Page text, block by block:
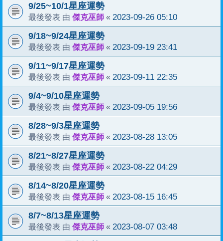
9/25~10/1星座運勢
最後發表 由 傑克巫師 « 2023-09-26 05:10
9/18~9/24星座運勢
最後發表 由 傑克巫師 « 2023-09-19 23:41
9/11~9/17星座運勢
最後發表 由 傑克巫師 « 2023-09-11 22:35
9/4~9/10星座運勢
最後發表 由 傑克巫師 « 2023-09-05 19:56
8/28~9/3星座運勢
最後發表 由 傑克巫師 « 2023-08-28 13:05
8/21~8/27星座運勢
最後發表 由 傑克巫師 « 2023-08-22 04:29
8/14~8/20星座運勢
最後發表 由 傑克巫師 « 2023-08-15 16:45
8/7~8/13星座運勢
最後發表 由 傑克巫師 « 2023-08-07 03:48